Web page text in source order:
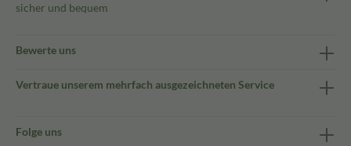
sicher und bequem
Bewerte uns
Vertraue unserem mehrfach ausgezeichneten Service
Folge uns